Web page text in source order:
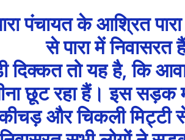
पंचायत के आश्रित पारा
से पारा में निवासरत
दिक्कत तो यह है, कि
छूट रहा हैं। इस सड़क
और चिकली मिट्टी